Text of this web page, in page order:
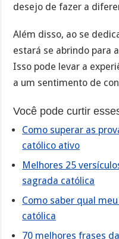
desejo de fazer a
Além disso, ao se
estará se abrindo para
Isso pode levar a
a um sentimento de
Você pode curtir
Como superar as
católico ativo
Melhores 25
sagrada católica
Como saber qual
católica
70 melhores frases